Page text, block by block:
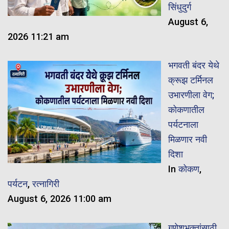
सिंधुदुर्ग
August 6,
2026 11:21 am
भगवती बंदर येथे
क्रूझ टर्मिनल
उभारणीला वेग;
कोकणातील
पर्यटनाला
मिळणार नवी
दिशा
Inकोकण,
पर्यटन,रत्नागिरी
August 6, 2026 11:00 am